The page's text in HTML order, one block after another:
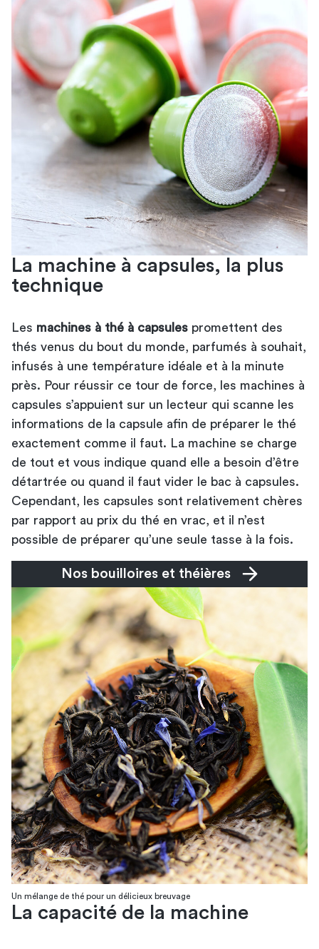
Un mélange de thé pour un délicieux breuvage
La machine à capsules, la plus
technique
Les machines à thé à capsules promettent des
thés venus du bout du monde, parfumés à souhait,
infusés à une température idéale et à la minute
près. Pour réussir ce tour de force, les machines à
capsules s’appuient sur un lecteur qui scanne les
informations de la capsule afin de préparer le thé
exactement comme il faut. La machine se charge
de tout et vous indique quand elle a besoin d’être
détartrée ou quand il faut vider le bac à capsules.
Cependant, les capsules sont relativement chères
par rapport au prix du thé en vrac, et il n’est
possible de préparer qu’une seule tasse à la fois.
Nos bouilloires et théières
La capacité de la machine